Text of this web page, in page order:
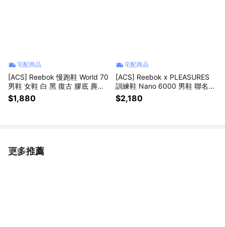
宅配商品
[ACS] Reebok 慢跑鞋 World 70
男鞋 女鞋 白 黑 復古 膠底 麂皮
100257184
$1,880
宅配商品
[ACS] Reebok x PLEASURES
訓練鞋 Nano 6000 男鞋 聯名
緩震 米白 灰 骷髏手 HQ2035
$2,180
更多推薦
看更多